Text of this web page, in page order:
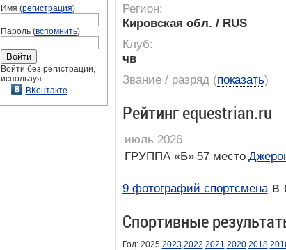
Имя (регистрация)
Пароль (вспомнить)
Войти без регистрации,
используя...
ВКонтакте
Регион:
Кировская обл. / RUS
Клуб:
чв
Звание / разряд(показать)
Рейтинг equestrian.ru
июль 2026
ГРУППА «Б» 57 место
9 фотографий спортсменав
Спортивные
Год: 2025 2023 2022 2021 2020 2018